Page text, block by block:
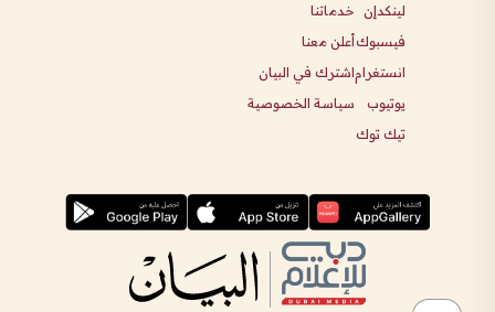
لينكدإن
فيسبوك
انستغرام
يوتيوب
تيك توك
خدماتنا
أعلن معنا
اشترك في البيان
سياسة الخصوصية